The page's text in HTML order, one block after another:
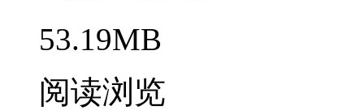
53.19MB
阅读浏览